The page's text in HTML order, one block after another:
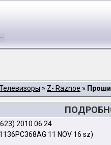
» Z- Raznoe »
2010.06.24
11 NOV 16 sz)